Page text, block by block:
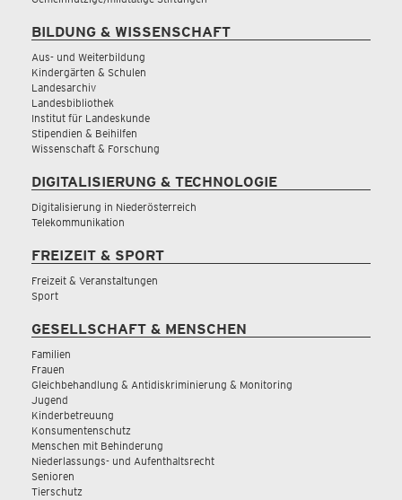
BILDUNG & WISSENSCHAFT
Aus- und Weiterbildung
Kindergärten & Schulen
Landesarchiv
Landesbibliothek
Institut für Landeskunde
Stipendien & Beihilfen
Wissenschaft & Forschung
DIGITALISIERUNG & TECHNOLOGIE
Digitalisierung in Niederösterreich
Telekommunikation
FREIZEIT & SPORT
Freizeit & Veranstaltungen
Sport
GESELLSCHAFT & MENSCHEN
Familien
Frauen
Gleichbehandlung & Antidiskriminierung & Monitoring
Jugend
Kinderbetreuung
Konsumentenschutz
Menschen mit Behinderung
Niederlassungs- und Aufenthaltsrecht
Senioren
Tierschutz